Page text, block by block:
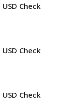
Check
Check
Check